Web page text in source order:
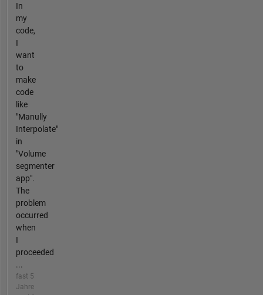
In
my
code,
I
want
to
make
code
like
"Manully
Interpolate"
in
"Volume
segmenter
app".
The
problem
occurred
when
I
proceeded
...
fast 5
Jahre